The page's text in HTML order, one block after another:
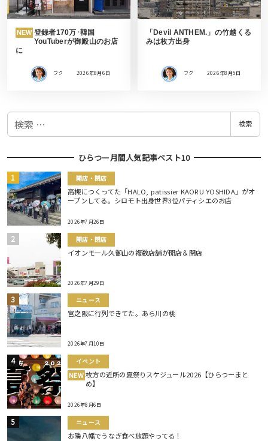
NEW 登録者170万･韓国
YouTuberが御殿山のお店
に
フク 2026年8月6日
「Devil ANTHEM.」の竹越くる
みは枚方出身
フク 2026年8月5日
検
検索
ひらつー月間人気記事ベスト10
開店・閉店
高槻につくってた「HALO, patissier KAORU YOSHIDA」がオ
ープンしてる。シロモト出身世界3位パティシエのお店
2026年7月26日
開店・閉店
イオンモール久御山の複数店舗が開店＆閉店
2026年7月29日
ニュース
宮之阪に行列できてた。あら川の桃
2026年7月10日
イベント
NEW 枚方の近所の夏祭りスケジュール2026【ひらつーまと
め】
2026年8月6日
ニュース
お隣八幡でうなぎ食べ放題やってる！